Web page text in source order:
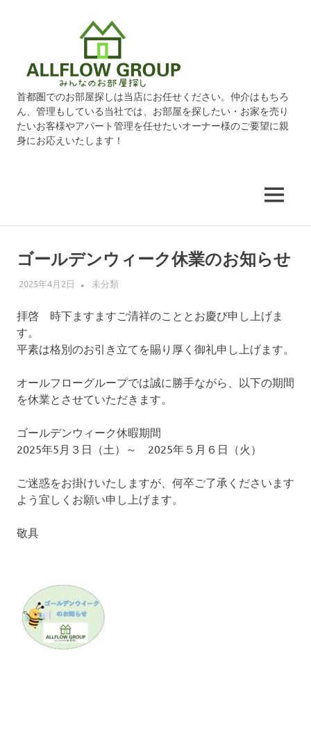
ル
フ
グ
ル
プ
首都圏でのお部屋探しは当店にお任せください。仲介はもちろ
ん、管理もしている当社では、お部屋を探したい・お家を売り
たいお客様やアパート管理を任せたいオーナー様のご要望に親
身にお応えいたします！
MENU
ゴールデンウィーク休業のお知らせ
2025年4月2日 ALLFLOW
未分類
拝啓 時下ますますご清祥のこととお慶び申し上げま
す。
平素は格別のお引き立てを賜り厚く御礼申し上げます。
オールフローグループでは誠に勝手ながら、以下の期間
を休業とさせていただきます。
ゴールデンウィーク休暇期間
2025年5月３日（土）～ 2025年５月６日（火）
ご迷惑をお掛けいたしますが、何卒ご了承くださいます
よう宜しくお願い申し上げます。
敬具